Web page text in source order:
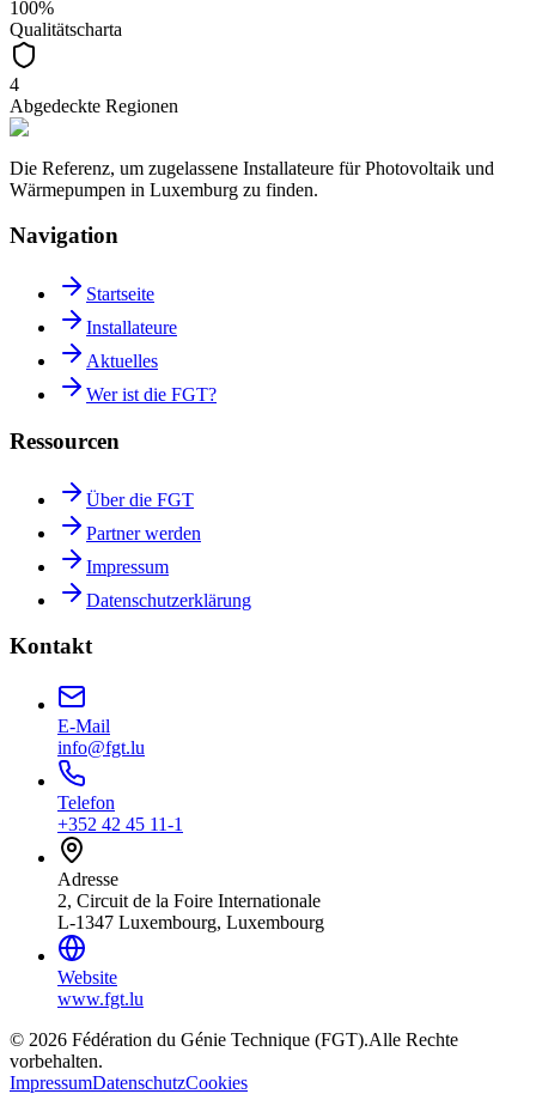
100%
Qualitätscharta
4
Abgedeckte Regionen
Die Referenz, um zugelassene Installateure für Photovoltaik und
Wärmepumpen in Luxemburg zu finden.
Navigation
Startseite
Installateure
Aktuelles
Wer ist die FGT?
Ressourcen
Über die FGT
Partner werden
Impressum
Datenschutzerklärung
Kontakt
E-Mail
info@fgt.lu
Telefon
+352 42 45 11-1
Adresse
2, Circuit de la Foire Internationale
L-1347 Luxembourg, Luxembourg
Website
www.fgt.lu
© 2026 Fédération du Génie Technique (FGT).Alle Rechte
vorbehalten.
ImpressumDatenschutzCookies